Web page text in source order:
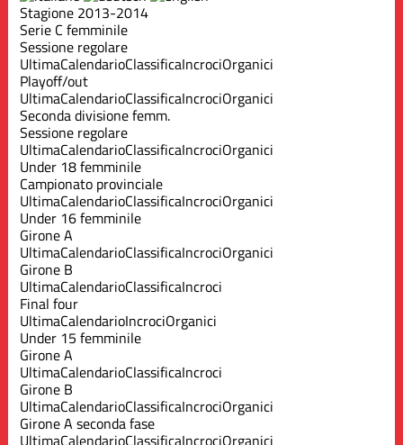
Stagione 2013-2014
Serie C femminile
Sessione regolare
UltimaCalendarioClassificaIncrociOrganici
Playoff/out
UltimaCalendarioClassificaIncrociOrganici
Seconda divisione femm.
Sessione regolare
UltimaCalendarioClassificaIncrociOrganici
Under 18 femminile
Campionato provinciale
UltimaCalendarioClassificaIncrociOrganici
Under 16 femminile
Girone A
UltimaCalendarioClassificaIncrociOrganici
Girone B
UltimaCalendarioClassificaIncroci
Final four
UltimaCalendarioIncrociOrganici
Under 15 femminile
Girone A
UltimaCalendarioClassificaIncroci
Girone B
UltimaCalendarioClassificaIncrociOrganici
Girone A seconda fase
UltimaCalendarioClassificaIncrociOrganici